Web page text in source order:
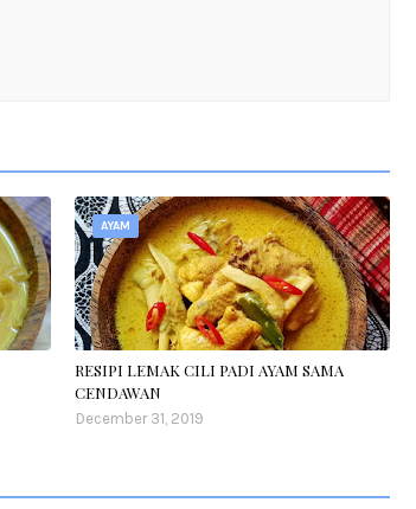
AYAM
RESIPI LEMAK CILI PADI AYAM SAMA
CENDAWAN
December 31, 2019